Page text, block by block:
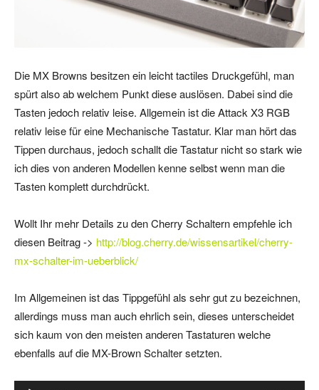
Die MX Browns besitzen ein leicht tactiles Druckgefühl, man
spürt also ab welchem Punkt diese auslösen. Dabei sind die
Tasten jedoch relativ leise. Allgemein ist die Attack X3 RGB
relativ leise für eine Mechanische Tastatur. Klar man hört das
Tippen durchaus, jedoch schallt die Tastatur nicht so stark wie
ich dies von anderen Modellen kenne selbst wenn man die
Tasten komplett durchdrückt.
Wollt Ihr mehr Details zu den Cherry Schaltern empfehle ich
diesen Beitrag -> http://blog.cherry.de/wissensartikel/cherry-
mx-schalter-im-ueberblick/
Im Allgemeinen ist das Tippgefühl als sehr gut zu bezeichnen,
allerdings muss man auch ehrlich sein, dieses unterscheidet
sich kaum von den meisten anderen Tastaturen welche
ebenfalls auf die MX-Brown Schalter setzten.